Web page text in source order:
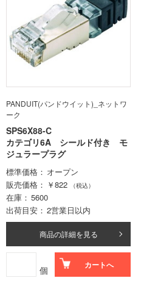
PANDUIT(パンドウイット)_ネットワ
ーク
SPS6X88-C
カテゴリ6A シールド付き モ
ジュラープラグ
標準価格
オープン
販売価格
￥822 （税込）
在庫
5600
出荷目安
2営業日以内
商品の詳細を見る
個 カートへ